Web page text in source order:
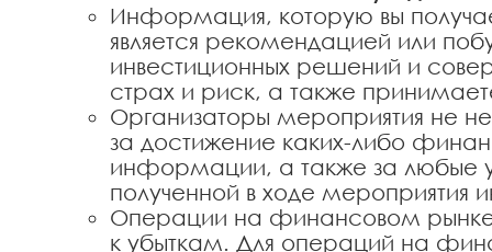
Информация, которую вы
является рекомендацией или
инвестиционных решений и
страх и риск, а также
Организаторы мероприятия не
за достижение каких-либо
информации, а также за любые
полученной в ходе
Операции на финансовом рынке
к убыткам. Для операций на